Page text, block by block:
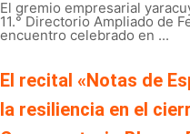
El gremio empresarial
11.° Directorio Ampliado de
encuentro celebrado en ...
El recital «Notas de
la resiliencia en el